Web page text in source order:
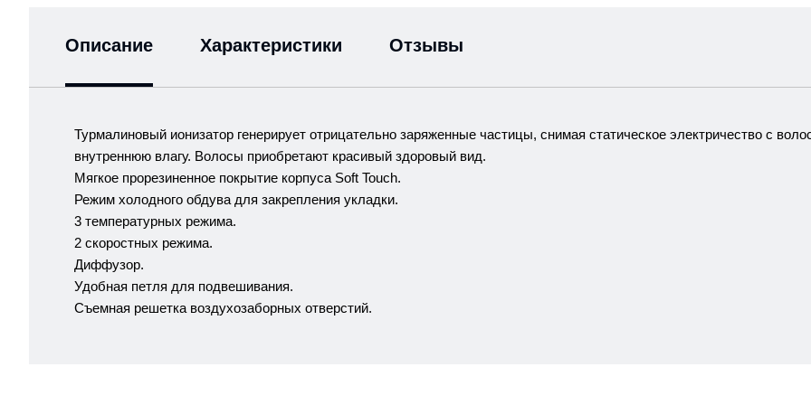
Описание Характеристики Отзывы
Турмалиновый ионизатор генерирует отрицательно заряженные частицы, снимая статическое электричество с
внутреннюю влагу. Волосы приобретают красивый здоровый вид.
Мягкое прорезиненное покрытие корпуса Soft Touch.
Режим холодного обдува для закрепления укладки.
3 температурных режима.
2 скоростных режима.
Диффузор.
Удобная петля для подвешивания.
Съемная решетка воздухозаборных отверстий.